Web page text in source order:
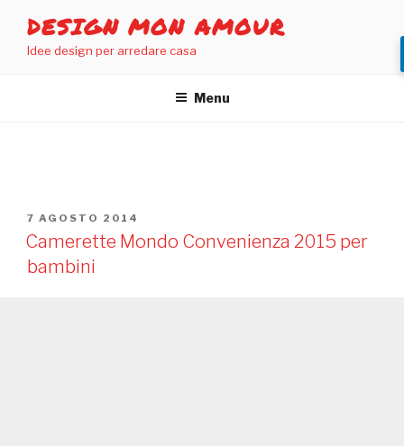
contenuto
DESIGN MON AMOUR
Idee design per arredare casa
Menu
PUBBLICATO
IL
7 AGOSTO 2014
Camerette Mondo Convenienza 2015 per
bambini